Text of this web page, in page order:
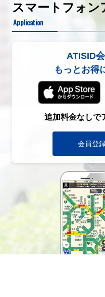
スマートフォン
Application
ATISID
もっとお得
追加料金なしで
会員登